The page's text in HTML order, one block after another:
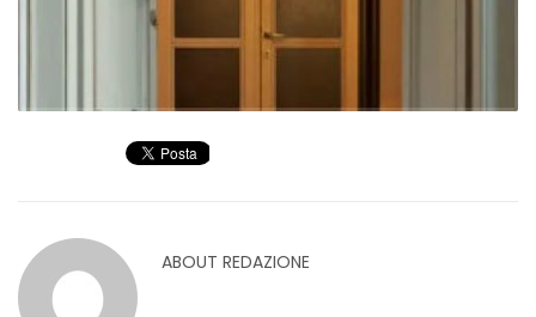
ABOUT REDAZIONE